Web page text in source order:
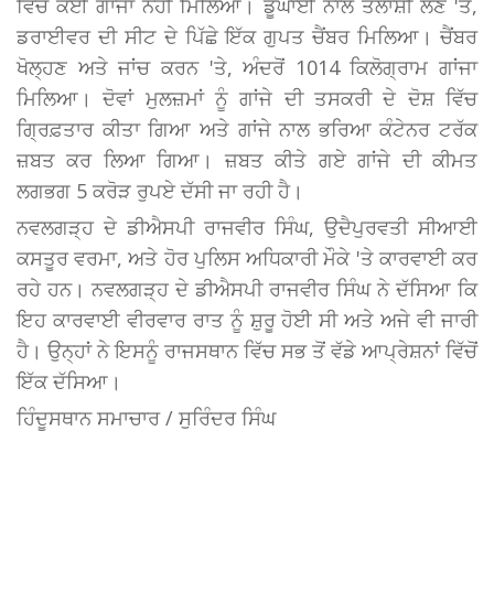
ਵਿੱਚੋਂ ਕੋਈ ਗਾਂਜਾ ਨਹੀਂ ਮਿਲਿਆ। ਡੂੰਘਾਈ ਨਾਲ ਤਲਾਸ਼ੀ ਲੈਣ 'ਤੇ,
ਡਰਾਈਵਰ ਦੀ ਸੀਟ ਦੇ ਪਿੱਛੇ ਇੱਕ ਗੁਪਤ ਚੈਂਬਰ ਮਿਲਿਆ। ਚੈਂਬਰ
ਖੋਲ੍ਹਣ ਅਤੇ ਜਾਂਚ ਕਰਨ 'ਤੇ, ਅੰਦਰੋਂ 1014 ਕਿਲੋਗ੍ਰਾਮ ਗਾਂਜਾ
ਮਿਲਿਆ। ਦੋਵਾਂ ਮੁਲਜ਼ਮਾਂ ਨੂੰ ਗਾਂਜੇ ਦੀ ਤਸਕਰੀ ਦੇ ਦੋਸ਼ ਵਿੱਚ
ਗ੍ਰਿਫ਼ਤਾਰ ਕੀਤਾ ਗਿਆ ਅਤੇ ਗਾਂਜੇ ਨਾਲ ਭਰਿਆ ਕੰਟੇਨਰ ਟਰੱਕ
ਜ਼ਬਤ ਕਰ ਲਿਆ ਗਿਆ। ਜ਼ਬਤ ਕੀਤੇ ਗਏ ਗਾਂਜੇ ਦੀ ਕੀਮਤ
ਲਗਭਗ 5 ਕਰੋੜ ਰੁਪਏ ਦੱਸੀ ਜਾ ਰਹੀ ਹੈ।
ਨਵਲਗੜ੍ਹ ਦੇ ਡੀਐਸਪੀ ਰਾਜਵੀਰ ਸਿੰਘ, ਉਦੈਪੁਰਵਤੀ ਸੀਆਈ
ਕਸਤੂਰ ਵਰਮਾ, ਅਤੇ ਹੋਰ ਪੁਲਿਸ ਅਧਿਕਾਰੀ ਮੌਕੇ 'ਤੇ ਕਾਰਵਾਈ ਕਰ
ਰਹੇ ਹਨ। ਨਵਲਗੜ੍ਹ ਦੇ ਡੀਐਸਪੀ ਰਾਜਵੀਰ ਸਿੰਘ ਨੇ ਦੱਸਿਆ ਕਿ
ਇਹ ਕਾਰਵਾਈ ਵੀਰਵਾਰ ਰਾਤ ਨੂੰ ਸ਼ੁਰੂ ਹੋਈ ਸੀ ਅਤੇ ਅਜੇ ਵੀ ਜਾਰੀ
ਹੈ। ਉਨ੍ਹਾਂ ਨੇ ਇਸਨੂੰ ਰਾਜਸਥਾਨ ਵਿੱਚ ਸਭ ਤੋਂ ਵੱਡੇ ਆਪ੍ਰੇਸ਼ਨਾਂ ਵਿੱਚੋਂ
ਇੱਕ ਦੱਸਿਆ।
ਹਿੰਦੂਸਥਾਨ ਸਮਾਚਾਰ / ਸੁਰਿੰਦਰ ਸਿੰਘ